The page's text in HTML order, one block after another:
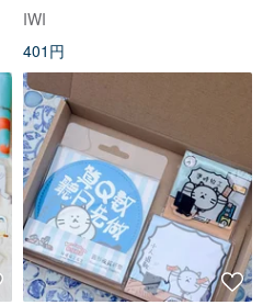
IWI
401円